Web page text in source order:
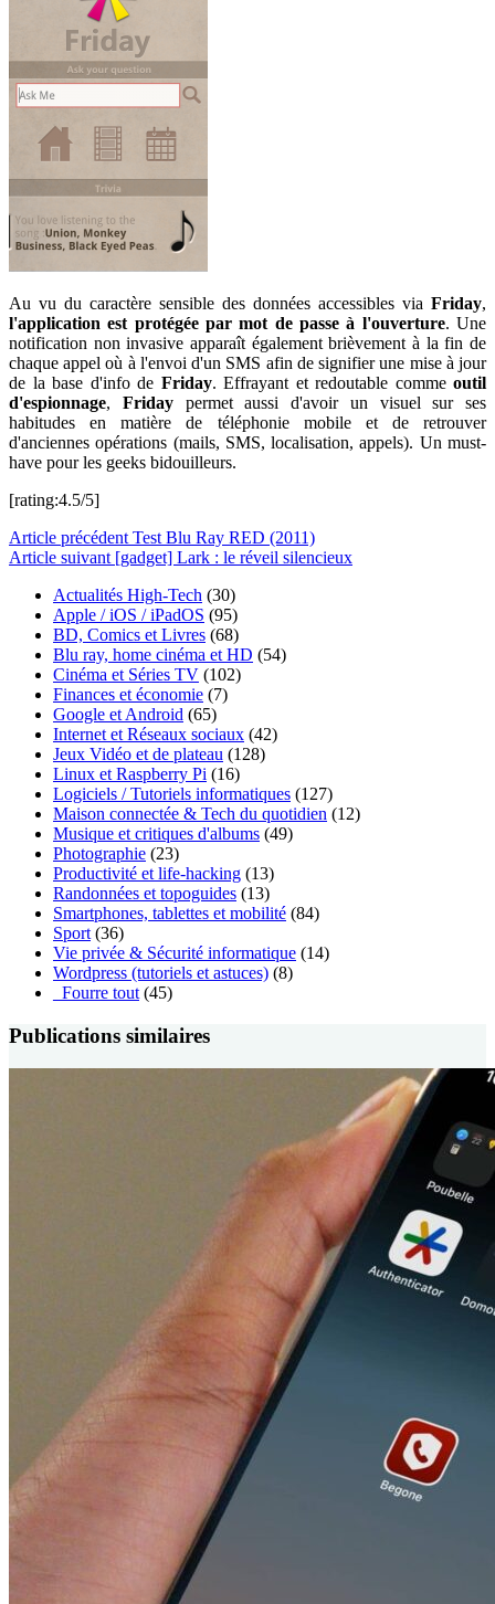
Au vu du caractère sensible des données accessibles via Friday,
l'application est protégée par mot de passe à l'ouverture. Une
notification non invasive apparaît également brièvement à la fin de
chaque appel où à l'envoi d'un SMS afin de signifier une mise à jour
de la base d'info de Friday. Effrayant et redoutable comme outil
d'espionnage, Fridaypermet aussi d'avoir un visuel sur ses
habitudes en matière de téléphonie mobile et de retrouver
d'anciennes opérations (mails, SMS, localisation, appels). Un must-
have pour les geeks bidouilleurs.
[rating:4.5/5]
Article précédent Test Blu Ray RED (2011)
Article suivant [gadget] Lark : le réveil silencieux
Actualités High-Tech (30)
Apple / iOS / iPadOS (95)
BD, Comics et Livres (68)
Blu ray, home cinéma et HD (54)
Cinéma et Séries TV (102)
Finances et économie (7)
Google et Android (65)
Internet et Réseaux sociaux (42)
Jeux Vidéo et de plateau (128)
Linux et Raspberry Pi (16)
Logiciels / Tutoriels informatiques (127)
Maison connectée & Tech du quotidien (12)
Musique et critiques d'albums (49)
Photographie (23)
Productivité et life-hacking (13)
Randonnées et topoguides (13)
Smartphones, tablettes et mobilité (84)
Sport (36)
Vie privée & Sécurité informatique (14)
Wordpress (tutoriels et astuces) (8)
_Fourre tout (45)
Publications similaires